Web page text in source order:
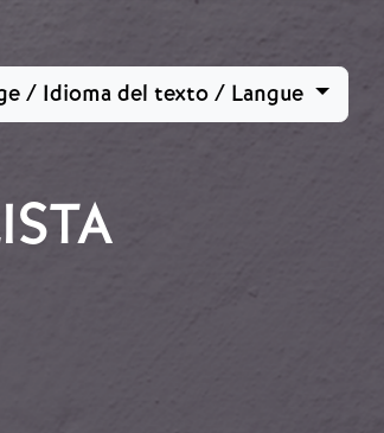
/ Idioma del texto / Langue